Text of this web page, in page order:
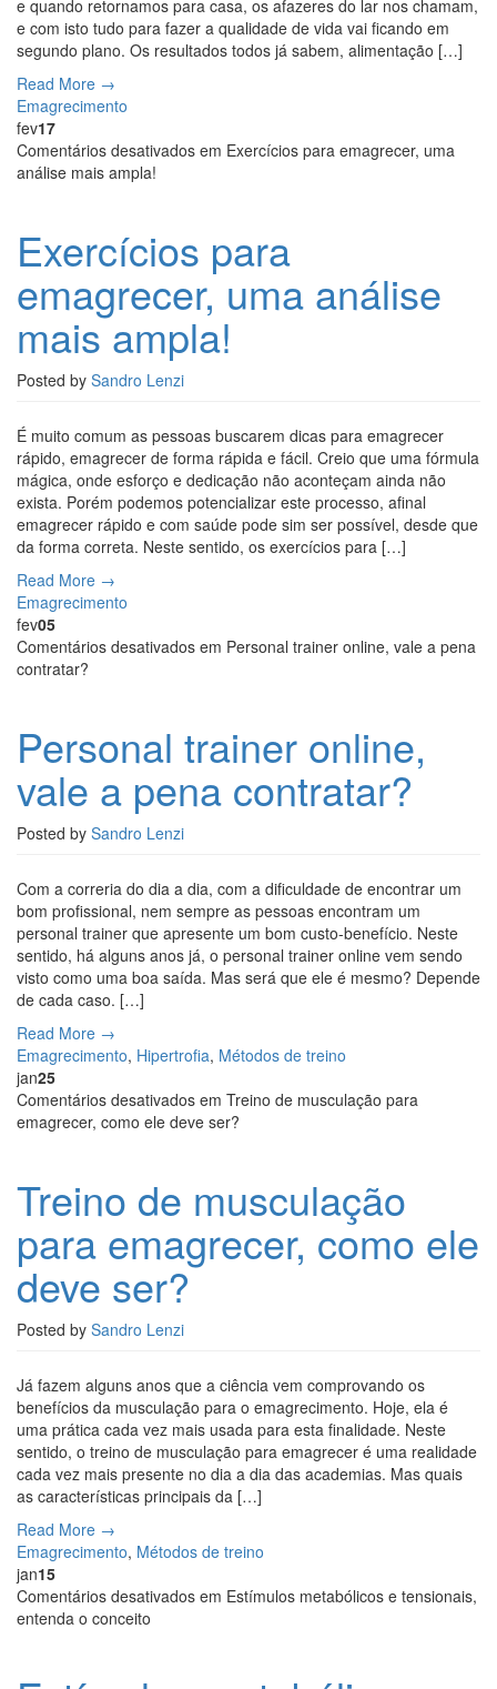
e quando retornamos para casa, os afazeres do lar nos chamam,
e com isto tudo para fazer a qualidade de vida vai ficando em
segundo plano. Os resultados todos já sabem, alimentação […]
Read More →
Emagrecimento
fev17
Comentários desativados em Exercícios para emagrecer, uma
análise mais ampla!
Exercícios para
emagrecer, uma análise
mais ampla!
Posted by Sandro Lenzi
É muito comum as pessoas buscarem dicas para emagrecer
rápido, emagrecer de forma rápida e fácil. Creio que uma fórmula
mágica, onde esforço e dedicação não aconteçam ainda não
exista. Porém podemos potencializar este processo, afinal
emagrecer rápido e com saúde pode sim ser possível, desde que
da forma correta. Neste sentido, os exercícios para […]
Read More →
Emagrecimento
fev05
Comentários desativados em Personal trainer online, vale a pena
contratar?
Personal trainer online,
vale a pena contratar?
Posted by Sandro Lenzi
Com a correria do dia a dia, com a dificuldade de encontrar um
bom profissional, nem sempre as pessoas encontram um
personal trainer que apresente um bom custo-benefício. Neste
sentido, há alguns anos já, o personal trainer online vem sendo
visto como uma boa saída. Mas será que ele é mesmo? Depende
de cada caso. […]
Read More →
Emagrecimento, Hipertrofia, Métodos de treino
jan25
Comentários desativados em Treino de musculação para
emagrecer, como ele deve ser?
Treino de musculação
para emagrecer, como ele
deve ser?
Posted by Sandro Lenzi
Já fazem alguns anos que a ciência vem comprovando os
benefícios da musculação para o emagrecimento. Hoje, ela é
uma prática cada vez mais usada para esta finalidade. Neste
sentido, o treino de musculação para emagrecer é uma realidade
cada vez mais presente no dia a dia das academias. Mas quais
as características principais da […]
Read More →
Emagrecimento, Métodos de treino
jan15
Comentários desativados em Estímulos metabólicos e tensionais,
entenda o conceito